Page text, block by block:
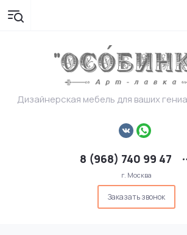
Дизайнерская мебель для ваших
8 (968) 740 99 47
г. Москва
Заказать звонок